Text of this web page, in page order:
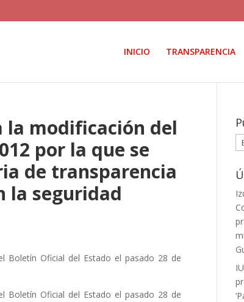
INICIO TRANSPARENCIA
la modificación del
por la que se
de transparencia
la seguridad
Boletín Oficial del Estado el pasado 28 de
Boletín Oficial del Estado el pasado 28 de